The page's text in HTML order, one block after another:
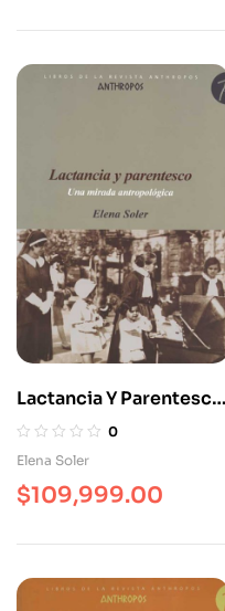
Lactancia Y Parentesco
Una Mirada
Antropológica
0
Elena Soler
$109,999.00